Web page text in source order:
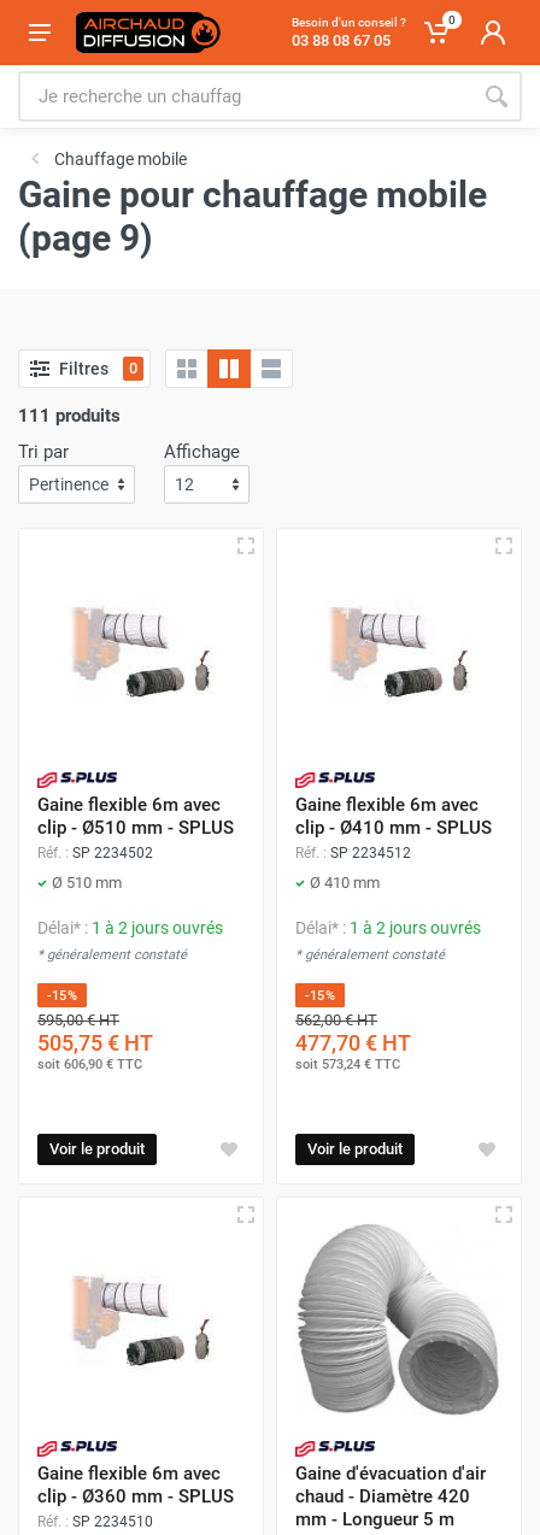
Besoin d'un conseil ?
03 88 08 67 05
0
Chauffage mobile
Gaine pour chauffage mobile
(page 9)
Filtres 0
111 produits
Tri par
Affichage
Gaine flexible 6m avec
clip - Ø510 mm - SPLUS
Réf. : SP 2234502
Ø 510 mm
Délai* : 1 à 2 jours ouvrés
* généralement constaté
-15%
595,00 €HT
505,75 € HT
soit 606,90 € TTC
Voir le produit
Gaine flexible 6m avec
clip - Ø410 mm - SPLUS
Réf. : SP 2234512
Ø 410 mm
Délai* : 1 à 2 jours ouvrés
* généralement constaté
-15%
562,00 €HT
477,70 € HT
soit 573,24 € TTC
Voir le produit
Gaine flexible 6m avec
clip - Ø360 mm - SPLUS
Réf. : SP 2234510
Gaine d'évacuation d'air
chaud - Diamètre 420
mm - Longueur 5 m